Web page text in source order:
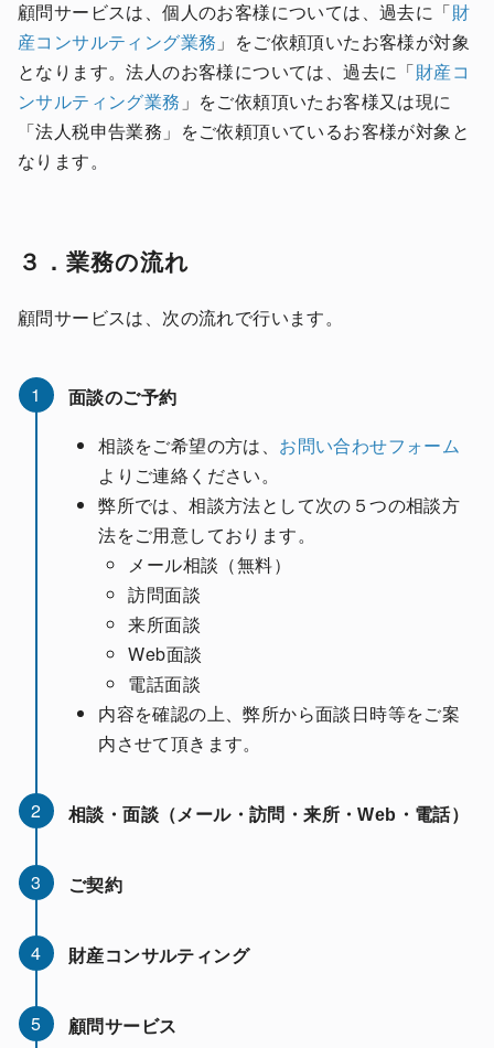
顧問サービスは、個人のお客様については、過去に「 財
産コンサルティング業務 」をご依頼頂いたお客様が対象
となります。法人のお客様については、過去に「 財産コ
ンサルティング業務 」をご依頼頂いたお客様又は現に
「法人税申告業務」をご依頼頂いているお客様が対象と
なります。
３．業務の流れ
顧問サービスは、次の流れで行います。
1 面談のご予約
相談をご希望の方は、 お問い合わせフォーム
よりご連絡ください。
弊所では、相談方法として次の５つの相談方
法をご用意しております。
メール相談（無料）
訪問面談
来所面談
Web面談
電話面談
内容を確認の上、弊所から面談日時等をご案
内させて頂きます。
2 相談・面談（メール・訪問・来所・Web・電話）
3 ご契約
4 財産コンサルティング
5 顧問サービス